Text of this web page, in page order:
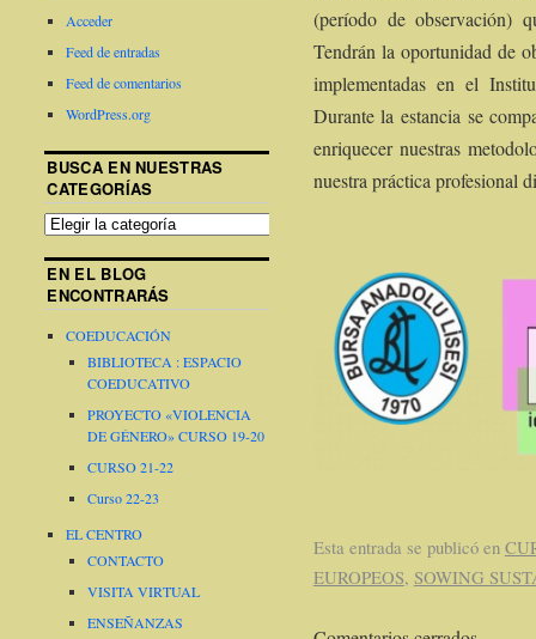
(período de observación)
Tendrán la oportunidad de
implementadas en el
Durante la estancia se
enriquecer nuestras
nuestra práctica profesional
Esta entrada se publicó en
EUROPEOS, SOWING
Acceder
Feed de entradas
Feed de comentarios
WordPress.org
BUSCA EN NUESTRAS
CATEGORÍAS
EN EL BLOG
ENCONTRARÁS
COEDUCACIÓN
BIBLIOTECA : ESPACIO
COEDUCATIVO
PROYECTO «VIOLENCIA
DE GÉNERO» CURSO 19-20
CURSO 21-22
Curso 22-23
EL CENTRO
CONTACTO
VISITA VIRTUAL
ENSEÑANZAS